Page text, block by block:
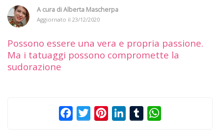
A cura diAlberta Mascherpa
Aggiornato il 23/12/2020
Possono essere una vera e propria passione.
Ma i tatuaggi possono compromette la
sudorazione
FacebookTwitterPinterestLinkedInTumblr